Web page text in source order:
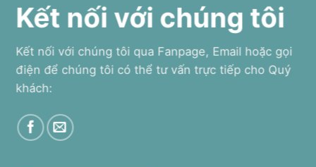
Kết nối với chúng tôi
Kết nối với chúng tôi qua Fanpage, Email hoặc gọi
điện để chúng tôi có thể tư vấn trực tiếp cho Quý
khách: